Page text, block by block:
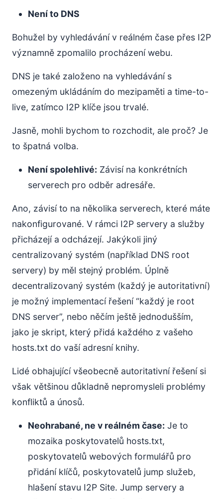
Není to DNS
Bohužel by vyhledávání v reálném čase přes I2P
významně zpomalilo procházení webu.
DNS je také založeno na vyhledávání s
omezeným ukládáním do mezipaměti a time-to-
live, zatímco I2P klíče jsou trvalé.
Jasně, mohli bychom to rozchodit, ale proč? Je
to špatná volba.
Není spolehlivé: Závisí na konkrétních
serverech pro odběr adresáře.
Ano, závisí to na několika serverech, které máte
nakonfigurované. V rámci I2P servery a služby
přicházejí a odcházejí. Jakýkoli jiný
centralizovaný systém (například DNS root
servery) by měl stejný problém. Úplně
decentralizovaný systém (každý je autoritativní)
je možný implementací řešení “každý je root
DNS server”, nebo něčím ještě jednodušším,
jako je skript, který přidá každého z vašeho
hosts.txt do vaší adresní knihy.
Lidé obhajující všeobecně autoritativní řešení si
však většinou důkladně nepromysleli problémy
konfliktů a únosů.
Neohrabané, ne v reálném čase: Je to
mozaika poskytovatelů hosts.txt,
poskytovatelů webových formulářů pro
přidání klíčů, poskytovatelů jump služeb,
hlašení stavu I2P Site. Jump servery a